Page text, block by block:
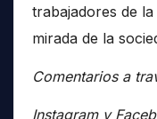
trabajadores de
mirada de la
Comentarios a
Instagram y